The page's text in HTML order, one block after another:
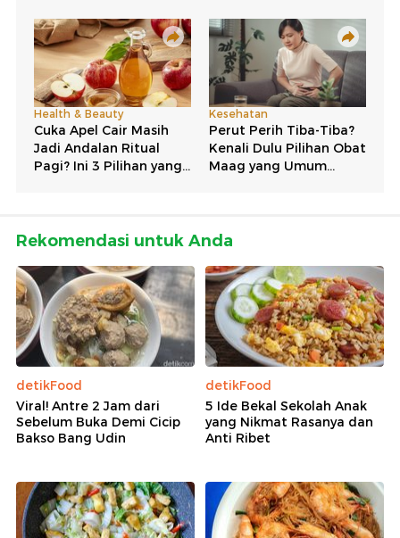
Rekomendasi untuk Anda
detikFood
Viral! Antre 2 Jam dari
Sebelum Buka Demi Cicip
Bakso Bang Udin
detikFood
5 Ide Bekal Sekolah Anak
yang Nikmat Rasanya dan
Anti Ribet